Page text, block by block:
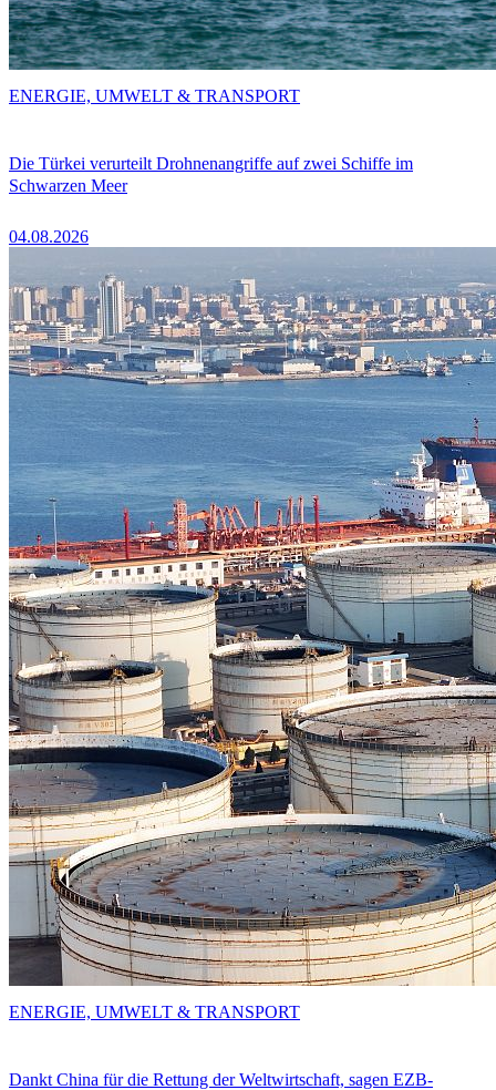
Die Türkei verurteilt Drohnenangriffe auf zwei Schiffe im
Schwarzen Meer
04.08.2026
ENERGIE, UMWELT & TRANSPORT
Dankt China für die Rettung der Weltwirtschaft, sagen EZB-
ENERGIE, UMWELT & TRANSPORT